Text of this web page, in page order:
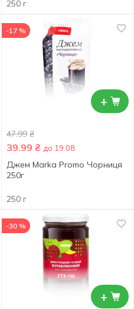
250 г
+
-17 %
47.99 ₴
39.99 ₴ до 19.08
Джем Marka Promo Чорниця
250г
250 г
+
-30 %